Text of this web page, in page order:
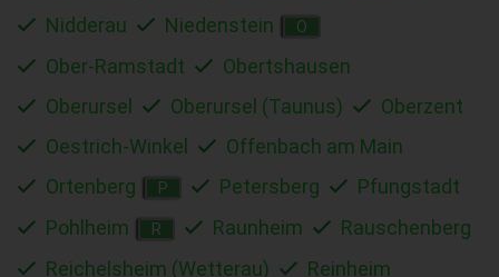
Nidderau
Niedenstein O
Ober-Ramstadt
Obertshausen
Oberursel
Oberursel (Taunus)
Oberzent
Oestrich-Winkel
Offenbach am Main
Ortenberg
P Petersberg
Pfungstadt
Pohlheim
R Raunheim
Rauschenberg
Reichelsheim (Wetterau)
Reinheim